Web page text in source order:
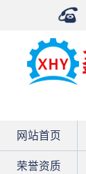
网站首页
荣誉资质